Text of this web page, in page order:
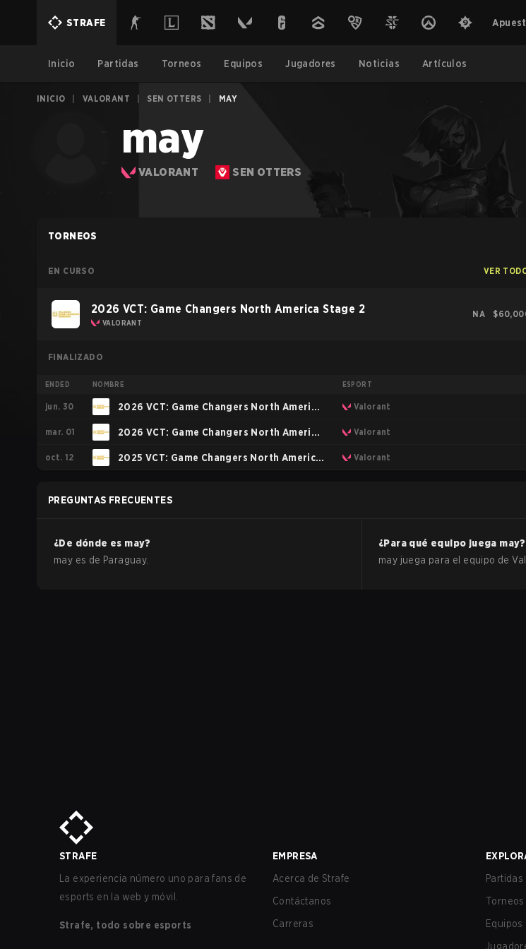
STRAFE
Inicio Partidas Torneos Equipos Jugadores Noticias Artículos
INICIO VALORANT SEN OTTERS MAY
may
VALORANT SEN OTTERS
TORNEOS
EN CURSO VER
2026 VCT: Game Changers North America Stage 2
VALORANT
NA
FINALIZADO
ENDED NOMBRE ESPORT
jun. 30 2026 VCT: Game Changers North America
Stage 1
Valorant
mar. 01 2026 VCT: Game Changers North America
Kickoff
Valorant
oct. 12 2025 VCT: Game Changers North America Valorant
PREGUNTAS FRECUENTES
¿De dónde es may?
may es de Paraguay.
¿Para qué equipo juega may?
may juega para el equipo de
STRAFE
La experiencia número uno para fans de
esports en la web y móvil.
Strafe, todo sobre esports
EMPRESA
Acerca de Strafe
Contáctanos
Carreras
Partidas
Torneos
Equipos